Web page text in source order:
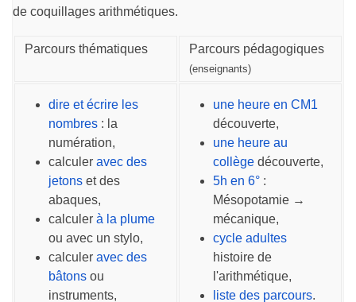
de coquillages arithmétiques.
Parcours thématiques Parcours pédagogiques
(enseignants)
dire et écrire les
nombres : la
numération,
calculer avec des
jetons et des
abaques,
calculer à la plume
ou avec un stylo,
calculer avec des
bâtons ou
instruments,
une heure en CM1
découverte,
une heure au
collège découverte,
5h en 6° :
Mésopotamie →
mécanique,
cycle adultes
histoire de
l'arithmétique,
liste des parcours.